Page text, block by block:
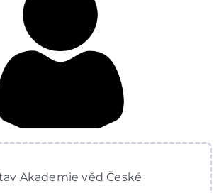
Akademie věd České